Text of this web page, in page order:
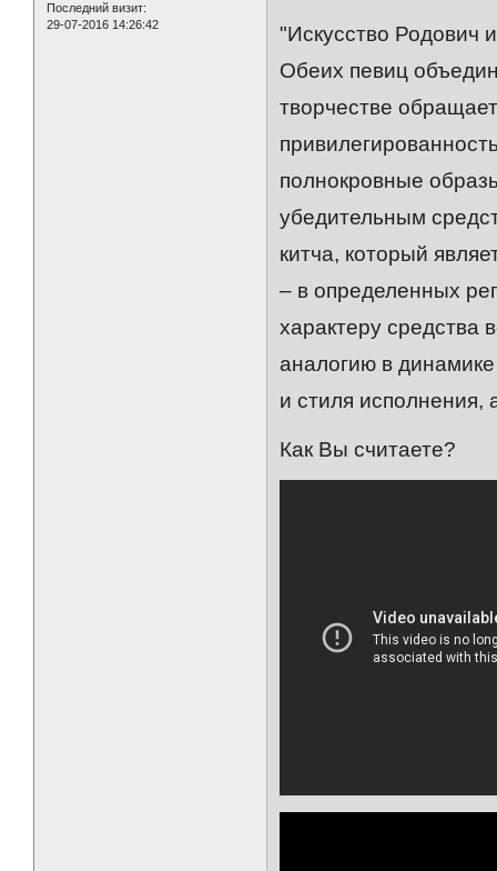
Последний визит:
29-07-2016 14:26:42
"Искусство Родович
Обеих певиц
творчестве
полнокровные
убедительным
китча, который
– в определенных
характеру средства
аналогию в
и стиля исполнения,
Как Вы считаете?